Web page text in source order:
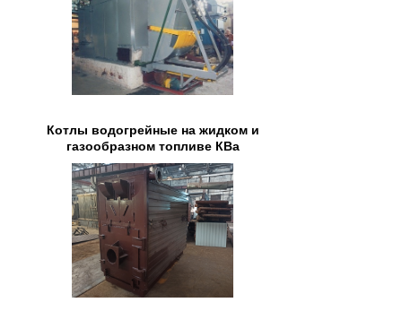
Котлы водогрейные на жидком и
газообразном топливе КВа